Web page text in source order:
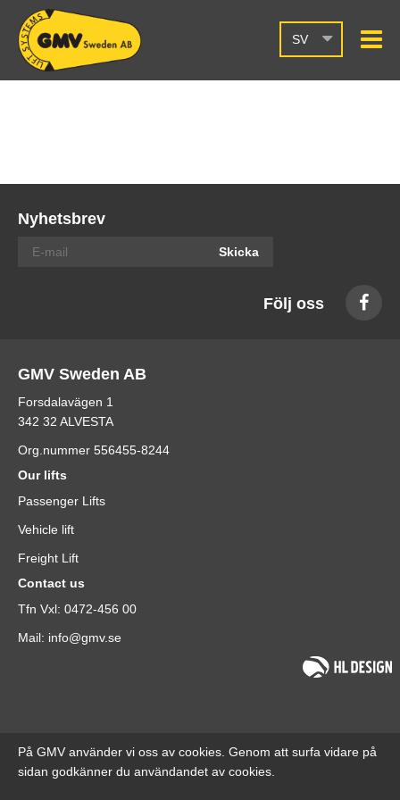
SV
Nyhetsbrev
Skicka
Följ oss
GMV Sweden AB
Forsdalavägen 1
342 32 ALVESTA
Org.nummer 556455-8244
Our lifts
Passenger Lifts
Vehicle lift
Freight Lift
Contact us
Tfn Vxl: 0472-456 00
Mail: info@gmv.se
På GMV använder vi oss av cookies. Genom att surfa vidare på
sidan godkänner du användandet av cookies.